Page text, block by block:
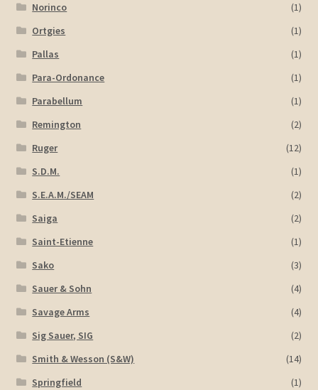
Norinco
(1)
Ortgies
(1)
Pallas
(1)
Para-Ordonance
(1)
Parabellum
(1)
Remington
(2)
Ruger
(12)
S.D.M.
(1)
S.E.A.M./SEAM
(2)
Saiga
(2)
Saint-Etienne
(1)
Sako
(3)
Sauer & Sohn
(4)
Savage Arms
(4)
Sig Sauer, SIG
(2)
Smith & Wesson (S&W)
(14)
Springfield
(1)